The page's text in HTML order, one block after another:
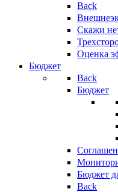
Back
Скажи
Оценка
Бюджет
Back
Бюджет
Бюджет
Back